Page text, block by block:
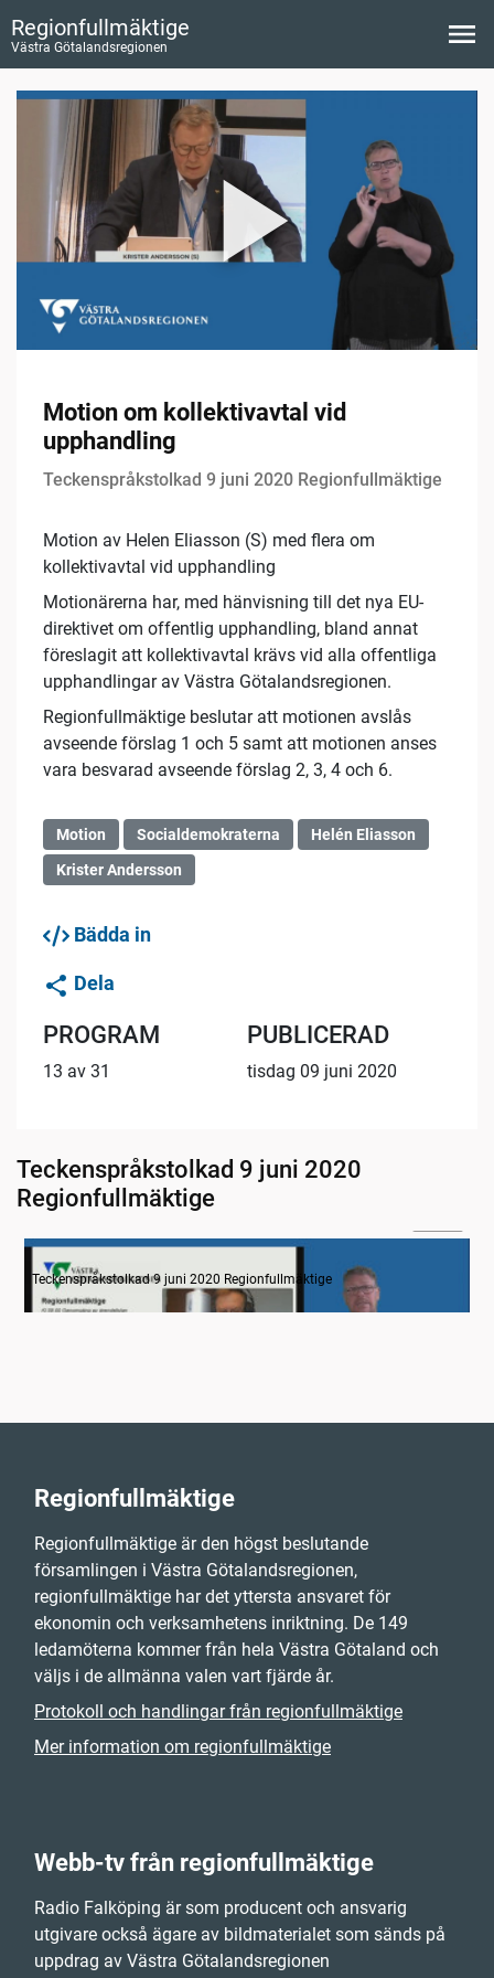
Regionfullmäktige
Västra Götalandsregionen
Motion om kollektivavtal vid
upphandling
Teckenspråkstolkad 9 juni 2020 Regionfullmäktige
Motion av Helen Eliasson (S) med flera om
kollektivavtal vid upphandling
Motionärerna har, med hänvisning till det nya EU-
direktivet om offentlig upphandling, bland annat
föreslagit att kollektivavtal krävs vid alla offentliga
upphandlingar av Västra Götalandsregionen.
Regionfullmäktige beslutar att motionen avslås
avseende förslag 1 och 5 samt att motionen anses
vara besvarad avseende förslag 2, 3, 4 och 6.
Motion Socialdemokraterna
Helén Eliasson
Krister Andersson
Bädda in
Dela
PROGRAM
13 av 31
PUBLICERAD
tisdag 09 juni 2020
Teckenspråkstolkad 9 juni 2020
Regionfullmäktige
Information
Teckenspråkstolkad 9 juni 2020 Regionfullmäktige
Regionfullmäktige
Regionfullmäktige är den högst beslutande
församlingen i Västra Götalandsregionen,
regionfullmäktige har det yttersta ansvaret för
ekonomin och verksamhetens inriktning. De 149
ledamöterna kommer från hela Västra Götaland och
väljs i de allmänna valen vart fjärde år.
Protokoll och handlingar från regionfullmäktige
Mer information om regionfullmäktige
Webb-tv från regionfullmäktige
Radio Falköping är som producent och ansvarig
utgivare också ägare av bildmaterialet som sänds på
uppdrag av Västra Götalandsregionen